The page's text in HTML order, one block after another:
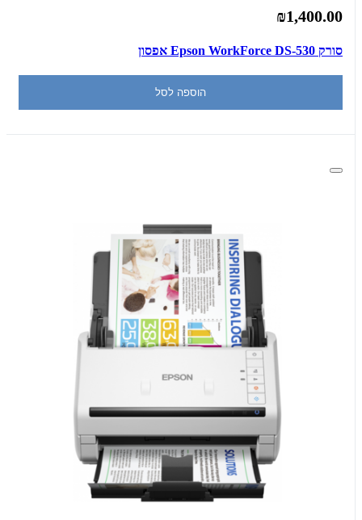
₪1,400.00
סורק Epson WorkForce DS-530 אפסון
הוספה לסל